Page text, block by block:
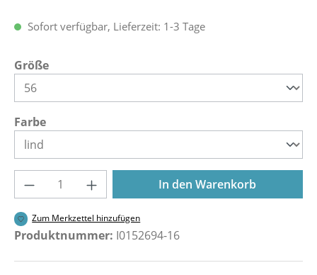
Sofort verfügbar, Lieferzeit: 1-3 Tage
Größeauswählen
Farbeauswählen
Produkt Anzahl: Gib den gewünschten
In den Warenkorb
Zum Merkzettel hinzufügen
Produktnummer: I0152694-16